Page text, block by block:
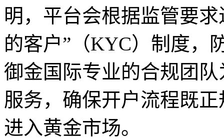
明，平台会根据监管要
的客户”（KYC）制度，
御金国际专业的合规团
服务，确保开户流程既
进入黄金市场。